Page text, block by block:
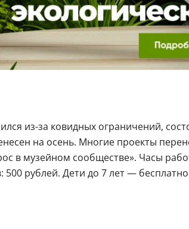
из-за ковидных ограничений,
на осень. Многие проекты
в музейном сообществе». Часы
500 рублей. Дети до 7 лет —